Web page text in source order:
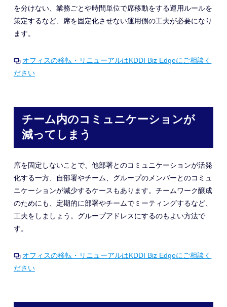
を分けない、 業務ごとや時間単位で席移動をする運用ルールを
策定するなど、
席を固定化させない運用側の工夫が必要になり
ます。
オフィスの移転・リニューアルはKDDI Biz Edgeにご相談く
ださい
チーム内のコミュニケーションが
減ってしまう
席を固定しないことで、他部署とのコミュニケーションが活発
化する一方、自部署やチーム、グループのメンバーとのコミュ
ニケーションが減少するケースもあります。チームワーク醸成
のためにも、定期的に部署やチームでミーティングするなど、
工夫をしましょう。グループアドレスにするのもよい方法で
す。
オフィスの移転・リニューアルはKDDI Biz Edgeにご相談く
ださい